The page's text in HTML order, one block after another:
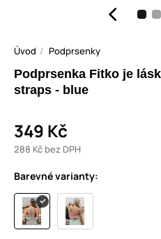
Úvod Podprsenky
Podprsenka Fitko je
straps - blue
349 Kč
288 Kč bez DPH
Barevné varianty: